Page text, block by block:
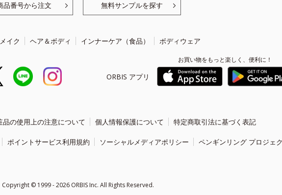
品番号から注文 無料サンプルを探す
メイク ヘア＆ボディ インナーケア（食品） ボディウェア
ORBIS アプリ
お買い物をもっと楽しく、便利に！
品の使用上の注意について 個人情報保護について 特定商取引法に基づく表記
ポイントサービス利用規約 ソーシャルメディアポリシー ペンギンリング プロジェ
Copyright © 1999 - 2026 ORBIS Inc. All Rights Reserved.